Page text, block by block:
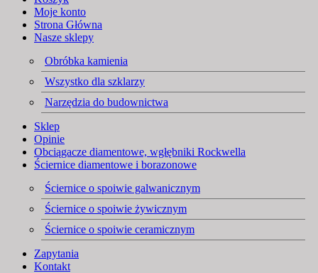
Moje konto
Strona Główna
Nasze sklepy
Obróbka kamienia
Wszystko dla szklarzy
Narzędzia do budownictwa
Sklep
Opinie
Obciągacze diamentowe, wgłębniki Rockwella
Ściernice diamentowe i borazonowe
Ściernice o spoiwie galwanicznym
Ściernice o spoiwie żywicznym
Ściernice o spoiwie ceramicznym
Zapytania
Kontakt